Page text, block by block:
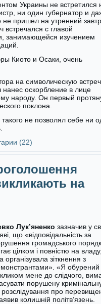
Украины не встретился
ни один губернатор и
не пришел на утренний
встречался с главой
занимающейся изучением
Киото и Осаки, очень
на символическую
нанес оскорбление в лице
народу. Он первый
поклона.
не позволял себе ни
(22)
на
Лук’яненко зазначив у
що «відповідальність за
громадського
цілком і повністю на
організувала зіткнення з
«Я обурений
мене до слідчого,
порушену
про
колишній політв’язень.